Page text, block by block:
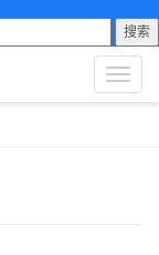
搜索
导
航